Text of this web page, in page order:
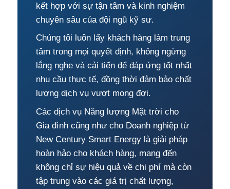
kết hợp với sự tận tâm và kinh nghiệm
chuyên sâu của đội ngũ kỹ sư.
Chúng tôi luôn lấy khách hàng làm trung
tâm trong mọi quyết định, không ngừng
lắng nghe và cải tiến để đáp ứng tốt nhất
nhu cầu thực tế, đồng thời đảm bảo chất
lượng dịch vụ vượt mong đợi.
Các dịch vụ Năng lượng Mặt trời cho
Gia đình cũng như cho Doanh nghiệp từ
New Century Smart Energy là giải pháp
hoàn hảo cho khách hàng, mang đến
không chỉ sự hiệu quả về chi phí mà còn
tập trung vào các giá trị chất lượng,